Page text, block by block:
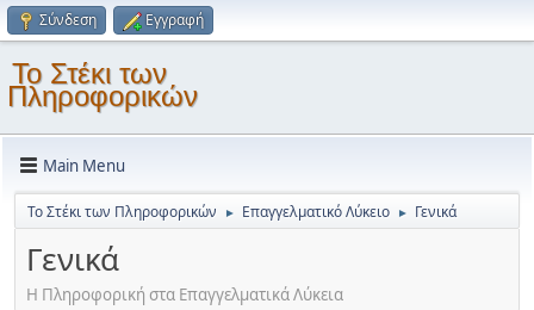
Σύνδεση Εγγραφή
Το Στέκι των
Πληροφορικών
Main Menu
Το Στέκι των Πληροφορικών ► Επαγγελματικό Λύκειο ► Γενικά
Γενικά
Η Πληροφορική στα Επαγγελματικά Λύκεια